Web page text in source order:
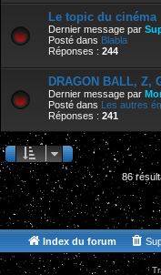
Le topic du cinéma
Dernier message par
Posté dans Blabla
Réponses : 244
DRAGON BALL, Z,
Dernier message par
Posté dans Les autres
Réponses : 241
86
Index du forum